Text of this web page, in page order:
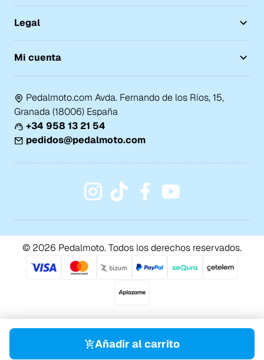
Añadir al carrito
Legal
Mi cuenta
Pedalmoto.com Avda. Fernando de los Ríos, 15,
Granada (18006) España
+34 958 13 21 54
pedidos@pedalmoto.com
© 2026 Pedalmoto. Todos los derechos reservados.